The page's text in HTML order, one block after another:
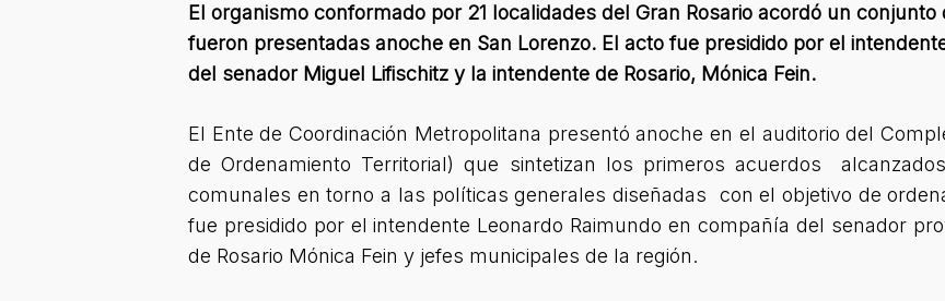
El organismo conformado por 21 localidades del Gran Rosario acordó un
fueron presentadas anoche en San Lorenzo. El acto fue presidido por el
del senador Miguel Lifischitz y la intendente de Rosario, Mónica Fein.
El Ente de Coordinación Metropolitana presentó anoche en el auditorio del
de Ordenamiento Territorial) que sintetizan los primeros acuerdos
comunales en torno a las políticas generales diseñadas con el objetivo de
fue presidido por el intendente Leonardo Raimundo en compañía del senador
de Rosario Mónica Fein y jefes municipales de la región.